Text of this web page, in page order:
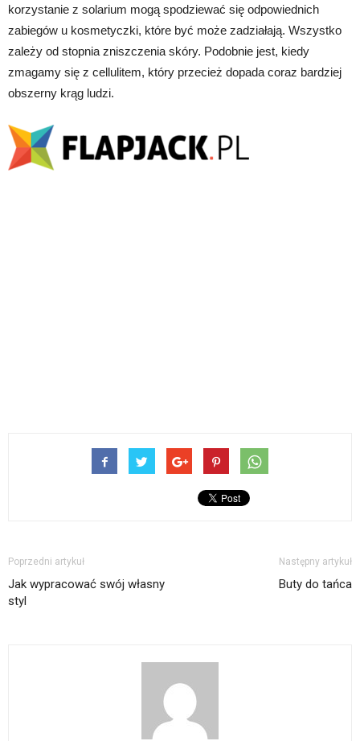
korzystanie z solarium mogą spodziewać się odpowiednich
zabiegów u kosmetyczki, które być może zadziałają. Wszystko
zależy od stopnia zniszczenia skóry. Podobnie jest, kiedy
zmagamy się z cellulitem, który przecież dopada coraz bardziej
obszerny krąg ludzi.
Poprzedni artykuł
Jak wypracować swój własny
styl
Następny artykuł
Buty do tańca